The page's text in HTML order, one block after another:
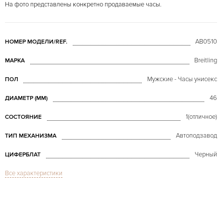
На фото представлены конкретно продаваемые часы.
НОМЕР МОДЕЛИ/REF. AB0510
МАРКА Breitling
ПОЛ Мужские - Часы унисекс
ДИАМЕТР (MM) 46
СОСТОЯНИЕ 1(отличное)
ТИП МЕХАНИЗМА Автоподзавод
ЦИФЕРБЛАТ Черный
СТЕКЛО
Все характеристики